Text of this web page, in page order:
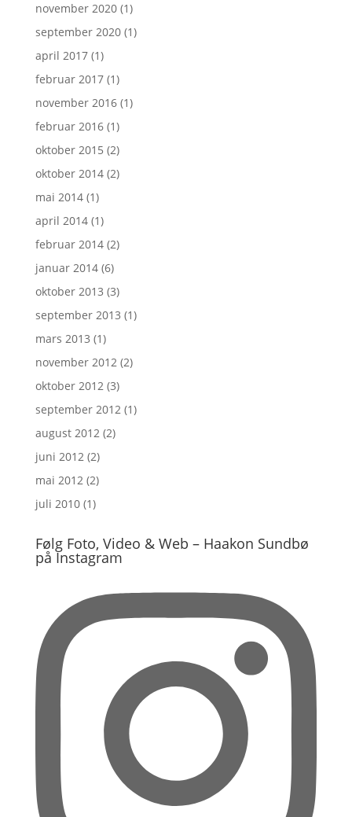
november 2020(1)
september 2020(1)
april 2017(1)
februar 2017(1)
november 2016(1)
februar 2016(1)
oktober 2015 (2)
oktober 2014(2)
mai 2014(1)
april 2014(1)
februar 2014(2)
januar 2014(6)
oktober 2013 (3)
september 2013 (1)
mars 2013 (1)
november 2012(2)
oktober 2012(3)
september 2012(1)
august 2012(2)
juni 2012(2)
mai 2012(2)
juli 2010(1)
Følg Foto, Video & Web – Haakon Sundbø
på Instagram